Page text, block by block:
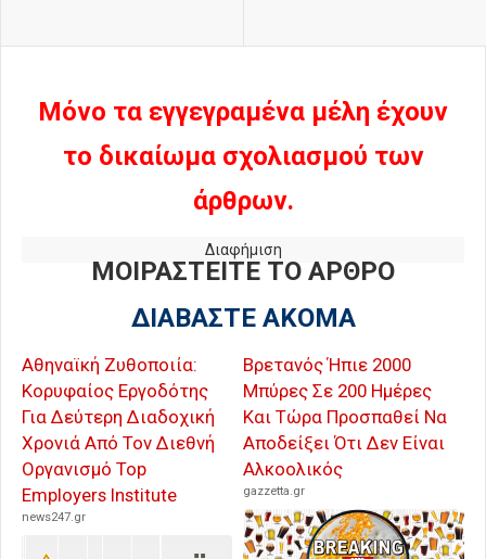
Μόνο τα εγγεγραμένα μέλη έχουν
το δικαίωμα σχολιασμού των
άρθρων.
Διαφήμιση
ΜΟΙΡΑΣΤΕΙΤΕ ΤΟ ΑΡΘΡΟ
ΔΙΑΒΑΣΤΕ ΑΚΟΜΑ
Αθηναϊκή Ζυθοποιία:
Κορυφαίος Εργοδότης
Για Δεύτερη Διαδοχική
Χρονιά Από Τον Διεθνή
Οργανισμό Top
Employers Institute
news247.gr
Βρετανός Ήπιε 2000
Μπύρες Σε 200 Ημέρες
Και Τώρα Προσπαθεί Να
Αποδείξει Ότι Δεν Είναι
Αλκοολικός
gazzetta.gr